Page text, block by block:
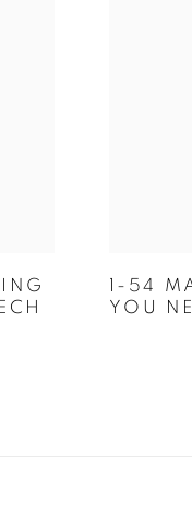
1-54
YOU